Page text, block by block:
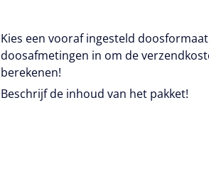
Kies een vooraf ingesteld
doosafmetingen in om de
berekenen!
Beschrijf de inhoud van het pakket!